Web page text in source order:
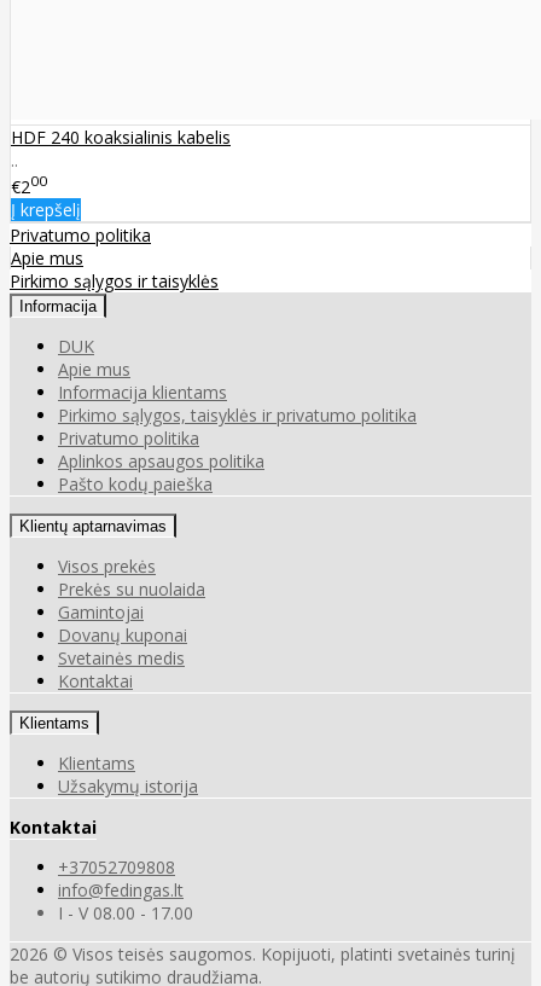
HDF 240 koaksialinis kabelis
..
€200
Į krepšelį
Privatumo politika
Apie mus
Pirkimo sąlygos ir taisyklės
Informacija
DUK
Apie mus
Informacija klientams
Pirkimo sąlygos, taisyklės ir privatumo politika
Privatumo politika
Aplinkos apsaugos politika
Pašto kodų paieška
Klientų aptarnavimas
Visos prekės
Prekės su nuolaida
Gamintojai
Dovanų kuponai
Svetainės medis
Kontaktai
Klientams
Klientams
Užsakymų istorija
Kontaktai
+37052709808
info@fedingas.lt
I - V 08.00 - 17.00
2026 © Visos teisės saugomos. Kopijuoti, platinti svetainės turinį
be autorių sutikimo draudžiama.